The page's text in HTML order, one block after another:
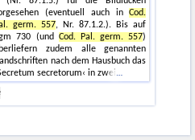
(eventuell auch inCod.
germ. 557, Nr. 87.1.2.). Bis auf
730 (und Cod. Pal. germ. 557)
zudem alle genannten
nach dem Hausbuch das
secretorum‹ in zwei